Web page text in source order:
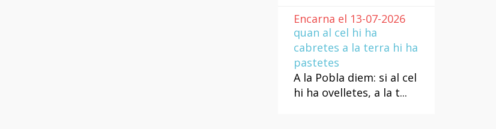
Encarna el 13-07-2026
quan al cel hi ha
cabretes a la terra hi ha
pastetes
A la Pobla diem: si al cel
hi ha ovelletes, a la t...